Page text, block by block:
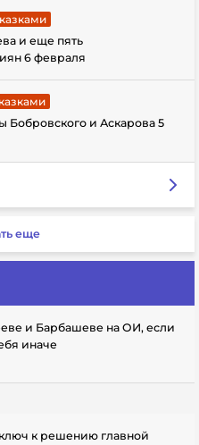
и еще пять
6 февраля
и Аскарова 5
еще
и Барбашеве на ОИ, если
иначе
к решению главной